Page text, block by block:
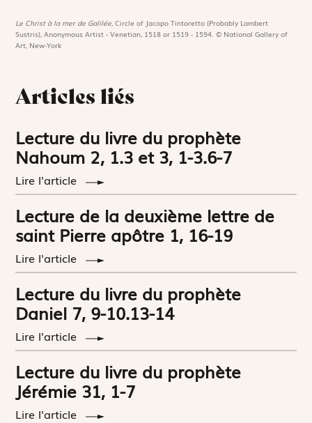
Le Christ à la mer de Galilée,Circle of Jacopo Tintoretto (Probably Lambert
Sustris), Anonymous Artist - Venetian, 1518 or 1519 - 1594. © National Gallery of
Art, New-York
Articles liés
Lecture du livre du prophète
Nahoum 2, 1.3 et 3, 1-3.6-7
Lire l'article
Lecture de la deuxième lettre de
saint Pierre apôtre 1, 16-19
Lire l'article
Lecture du livre du prophète
Daniel 7, 9-10.13-14
Lire l'article
Lecture du livre du prophète
Jérémie 31, 1-7
Lire l'article